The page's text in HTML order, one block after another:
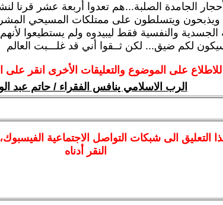
الجامدة الصلبة...هم تعدوا أربعة عشر
ويذبحون ويتسلطون على ممتلكات المسيحي
والنفسية فقط ليبيدوه ولم يستطيعوا
لكم ضيق... لكن ثــقوا أني قد غلـــبت العالم
للاطلاع على الموضوع والتعليقات الأخرى انقر على
الرب الاسلامي ينافس الفقراء / حاتم عبد
التعليق الى شبكات التواصل الاجتماعية الفيسبوك
النقر أدناه